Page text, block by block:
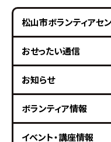
松山市ボランティアセ
おせったい通信
お知らせ
ボランティア情報
イベント・講座情報